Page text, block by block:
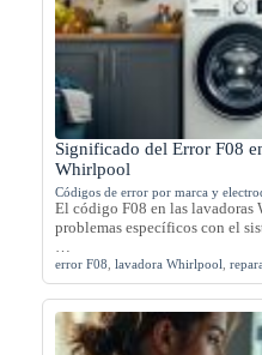
Significado del Error F08
Whirlpool
Códigos de error por marca y
El código F08 en las
problemas específicos con el
error F08 lavadora Whirlpool